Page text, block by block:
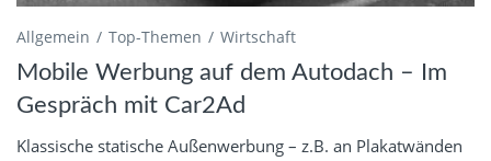
Allgemein Top-Themen Wirtschaft
Mobile Werbung auf dem Autodach – Im
Gespräch mit Car2Ad
Klassische statische Außenwerbung – z.B. an Plakatwänden